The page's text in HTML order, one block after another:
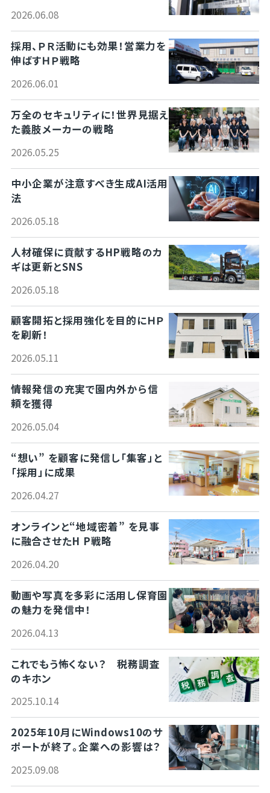
2026.06.08
採用、ＰＲ活動にも効果！営業力を
伸ばすＨＰ戦略
2026.06.01
万全のセキュリティに！世界見据え
た義肢メーカーの戦略
2026.05.25
中小企業が注意すべき生成AI活用
法
2026.05.18
人材確保に貢献するHP戦略のカ
ギは更新とSNS
2026.05.18
顧客開拓と採用強化を目的にＨＰ
を刷新！
2026.05.11
情報発信の充実で園内外から信
頼を獲得
2026.05.04
“想い” を顧客に発信し「集客」と
「採用」に成果
2026.04.27
オンラインと“地域密着” を見事
に融合させたH P戦略
2026.04.20
動画や写真を多彩に活用し保育園
の魅力を発信中！
2026.04.13
これでもう怖くない？ 税務調査
のキホン
2025.10.14
2025年10月にWindows10のサ
ポートが終了。企業への影響は？
2025.09.08